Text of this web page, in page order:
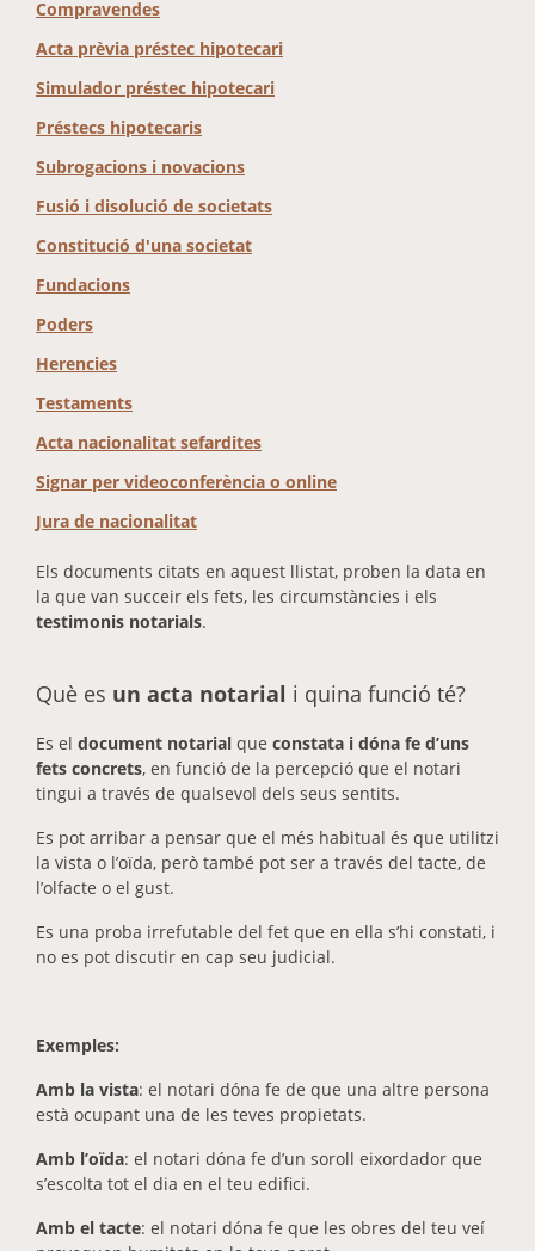
Compravendes
Acta prèvia préstec hipotecari
Simulador préstec hipotecari
Préstecs hipotecaris
Subrogacions i novacions
Fusió i disolució de societats
Constitució d'una societat
Fundacions
Poders
Herencies
Testaments
Acta nacionalitat sefardites
Signar per videoconferència o online
Jura de nacionalitat
Els documents citats en aquest llistat, proben la data en
la que van succeir els fets, les circumstàncies i els
testimonis notarials.
Què es un acta notarial i quina funció té?
Es el document notarial que constata i dóna fe d’uns
fets concrets, en funció de la percepció que el notari
tingui a través de qualsevol dels seus sentits.
Es pot arribar a pensar que el més habitual és que utilitzi
la vista o l’oïda, però també pot ser a través del tacte, de
l’olfacte o el gust.
Es una proba irrefutable del fet que en ella s’hi constati, i
no es pot discutir en cap seu judicial.
Exemples:
Amb la vista: el notari dóna fe de que una altre persona
està ocupant una de les teves propietats.
Amb l’oïda: el notari dóna fe d’un soroll eixordador que
s’escolta tot el dia en el teu edifici.
Amb el tacte: el notari dóna fe que les obres del teu veí